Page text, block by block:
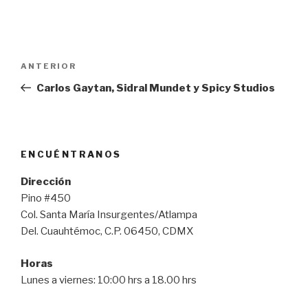
entradas
Entrada
anterior:
ANTERIOR
Carlos Gaytan, Sidral Mundet y Spicy Studios
ENCUÉNTRANOS
Dirección
Pino #450
Col. Santa María Insurgentes/Atlampa
Del. Cuauhtémoc, C.P. 06450, CDMX
Horas
Lunes a viernes: 10:00 hrs a 18.00 hrs